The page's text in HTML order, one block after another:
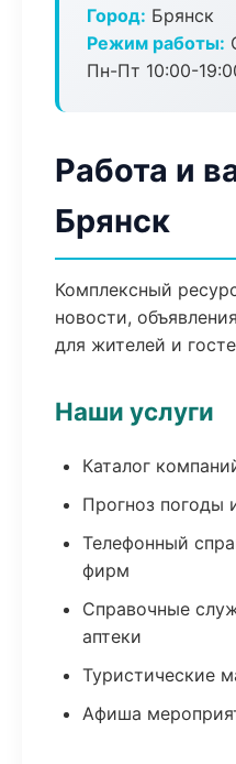
Город: Брянск
Режим работы:
Пн-Пт 10:00-
Работа и
Брянск
Комплексный
новости,
для жителей и
Наши услуги
Каталог
Прогноз погоды
Телефонный
фирм
Справочные
аптеки
Туристические
Афиша